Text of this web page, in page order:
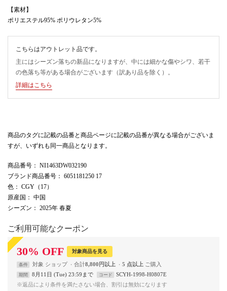
【素材】
ポリエステル95% ポリウレタン5%
こちらはアウトレット品です。
主にはシーズン落ちの新品になりますが、中には細かな傷やシワ、若干
の色落ち等がある場合がございます（訳あり品を除く）。
詳細はこちら
商品のタグに記載の品番と商品ページに記載の品番が異なる場合がございま
すが、いずれも同一商品となります。
商品番号 ： NI1463DW032190
ブランド商品番号 ： 6051181250 17
色 ： CGY（17）
原産国 ： 中国
シーズン ： 2025年 春夏
ご利用可能なクーポン
30% OFF 対象商品を見る
条件 対象 ショップ 合計8,800円以上 5 点以上
期間 8月11日 (Tue) 23:59まで コード
SCYH-1998-H0807E
※返品により条件を満たさない場合、割引は無効になります